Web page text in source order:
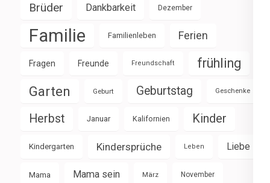
Brüder Dankbarkeit Dezember
Familie Familienleben Ferien
Fragen Freunde Freundschaft frühling
Garten Geburt Geburtstag Geschenke
Herbst Januar Kalifornien Kinder
Kindergarten Kindersprüche Leben Liebe
Mama Mama sein März November